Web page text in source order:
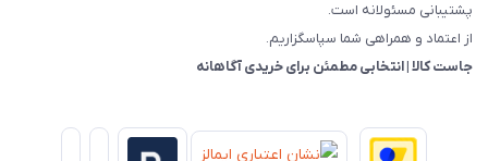
پشتیبانی مسئولانه است.
از اعتماد و همراهی شما سپاسگزاریم.
جاست کالا | انتخابی مطمئن برای خریدی آگاهانه